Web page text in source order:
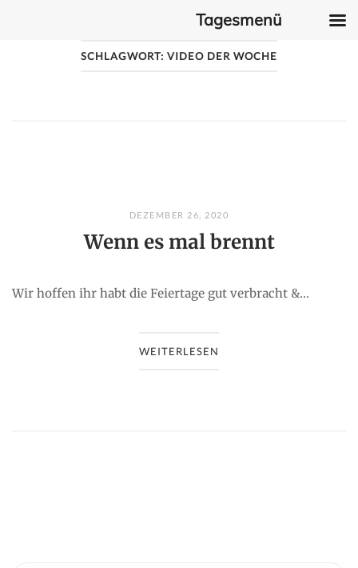
SCHLAGWORT: VIDEO DER WOCHE
DEZEMBER 26, 2020
Wenn es mal brennt
Wir hoffen ihr habt die Feiertage gut verbracht &...
WEITERLESEN
Tagesmenü